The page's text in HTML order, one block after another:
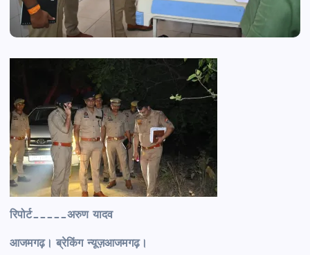
रिपोर्ट_____अरुण यादव
आजमगढ़। ब्रेकिंग न्यूज़आजमगढ़।